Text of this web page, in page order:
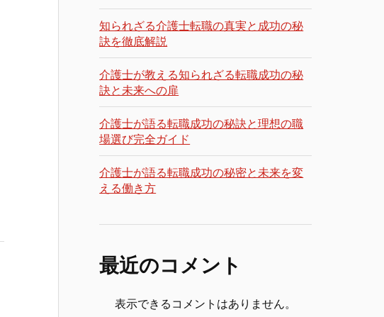
知られざる介護士転職の真実と成功の秘
訣を徹底解説
介護士が教える知られざる転職成功の秘
訣と未来への扉
介護士が語る転職成功の秘訣と理想の職
場選び完全ガイド
介護士が語る転職成功の秘密と未来を変
える働き方
最近のコメント
表示できるコメントはありません。